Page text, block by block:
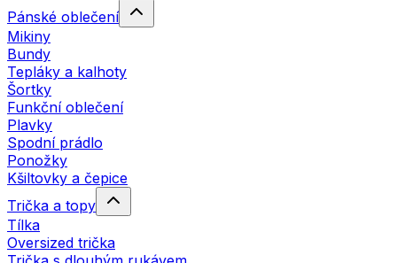
Pánské oblečení
Mikiny
Bundy
Tepláky a kalhoty
Šortky
Funkční oblečení
Plavky
Spodní prádlo
Ponožky
Kšiltovky a čepice
Trička a topy
Tílka
Oversized trička